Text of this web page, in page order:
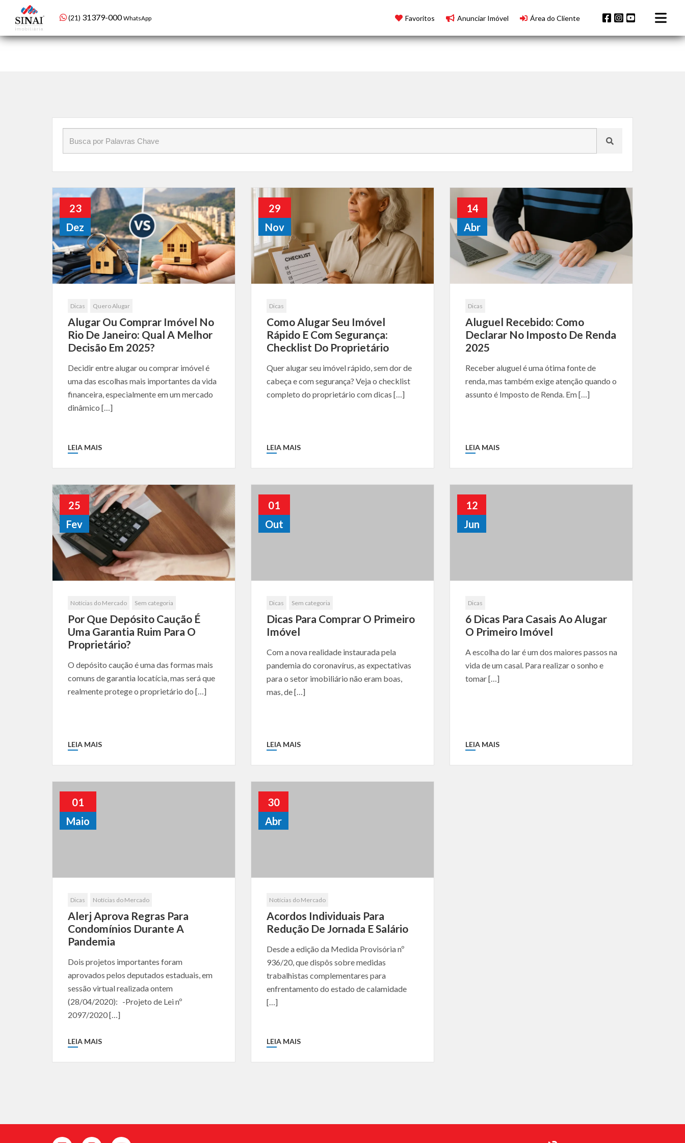
Found lat/long for imovel at Geocode locations cache. Lat: -14.2350040000000000, Lng: -51.9252800000000000
(21) 98479-1934WhatsApp setor de condomínios Favoritos Anunciar Imóvel Área do Cliente
Início»Blog»imóvel
23
Dez
Dicas Quero Alugar
Alugar Ou Comprar Imóvel No
Rio De Janeiro: Qual A Melhor
Decisão Em 2025?
Decidir entre alugar ou comprar imóvel é
uma das escolhas mais importantes da vida
financeira, especialmente em um mercado
dinâmico […]
LEIA MAIS
29
Nov
Dicas
Como Alugar Seu Imóvel
Rápido E Com Segurança:
Checklist Do Proprietário
Quer alugar seu imóvel rápido, sem dor de
cabeça e com segurança? Veja o checklist
completo do proprietário com dicas […]
LEIA MAIS
14
Abr
Dicas
Aluguel Recebido: Como
Declarar No Imposto De Renda
2025
Receber aluguel é uma ótima fonte de
renda, mas também exige atenção quando o
assunto é Imposto de Renda. Em […]
LEIA MAIS
25
Fev
Notícias do Mercado Sem categoria
Por Que Depósito Caução É
Uma Garantia Ruim Para O
Proprietário?
O depósito caução é uma das formas mais
comuns de garantia locatícia, mas será que
realmente protege o proprietário do […]
LEIA MAIS
01
Out
Dicas Sem categoria
Dicas Para Comprar O Primeiro
Imóvel
Com a nova realidade instaurada pela
pandemia do coronavírus, as expectativas
para o setor imobiliário não eram boas,
mas, de […]
LEIA MAIS
12
Jun
Dicas
6 Dicas Para Casais Ao Alugar
O Primeiro Imóvel
A escolha do lar é um dos maiores passos na
vida de um casal. Para realizar o sonho e
tomar […]
LEIA MAIS
01
Maio
Dicas Notícias do Mercado
Alerj Aprova Regras Para
Condomínios Durante A
Pandemia
Dois projetos importantes foram
aprovados pelos deputados estaduais, em
sessão virtual realizada ontem
(28/04/2020): -Projeto de Lei nº
2097/2020 […]
LEIA MAIS
30
Abr
Notícias do Mercado
Acordos Individuais Para
Redução De Jornada E Salário
Desde a edição da Medida Provisória nº
936/20, que dispôs sobre medidas
trabalhistas complementares para
enfrentamento do estado de calamidade
[…]
LEIA MAIS